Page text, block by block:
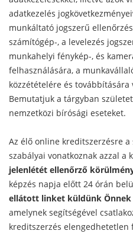
adatkezelés
munkáltató jogszerű
számítógép-, a levelezés
munkahelyi fénykép-, és
felhasználására, a
közzétételére és továbbítására
Bemutatjuk a tárgyban
nemzetközi bírósági eseteket.
Az élő online kreditszerzésre
szabályai vonatkoznak azzal a
jelenlétét ellenőrző
képzés napja előtt 24 órán
ellátott linket küldünk
amelynek segítségével
kreditszerzés elengedhetetlen